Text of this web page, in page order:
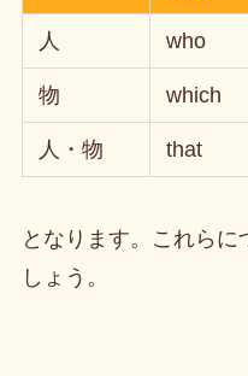
人 who
物 which
人・物 that
となります。これらに
しょう。